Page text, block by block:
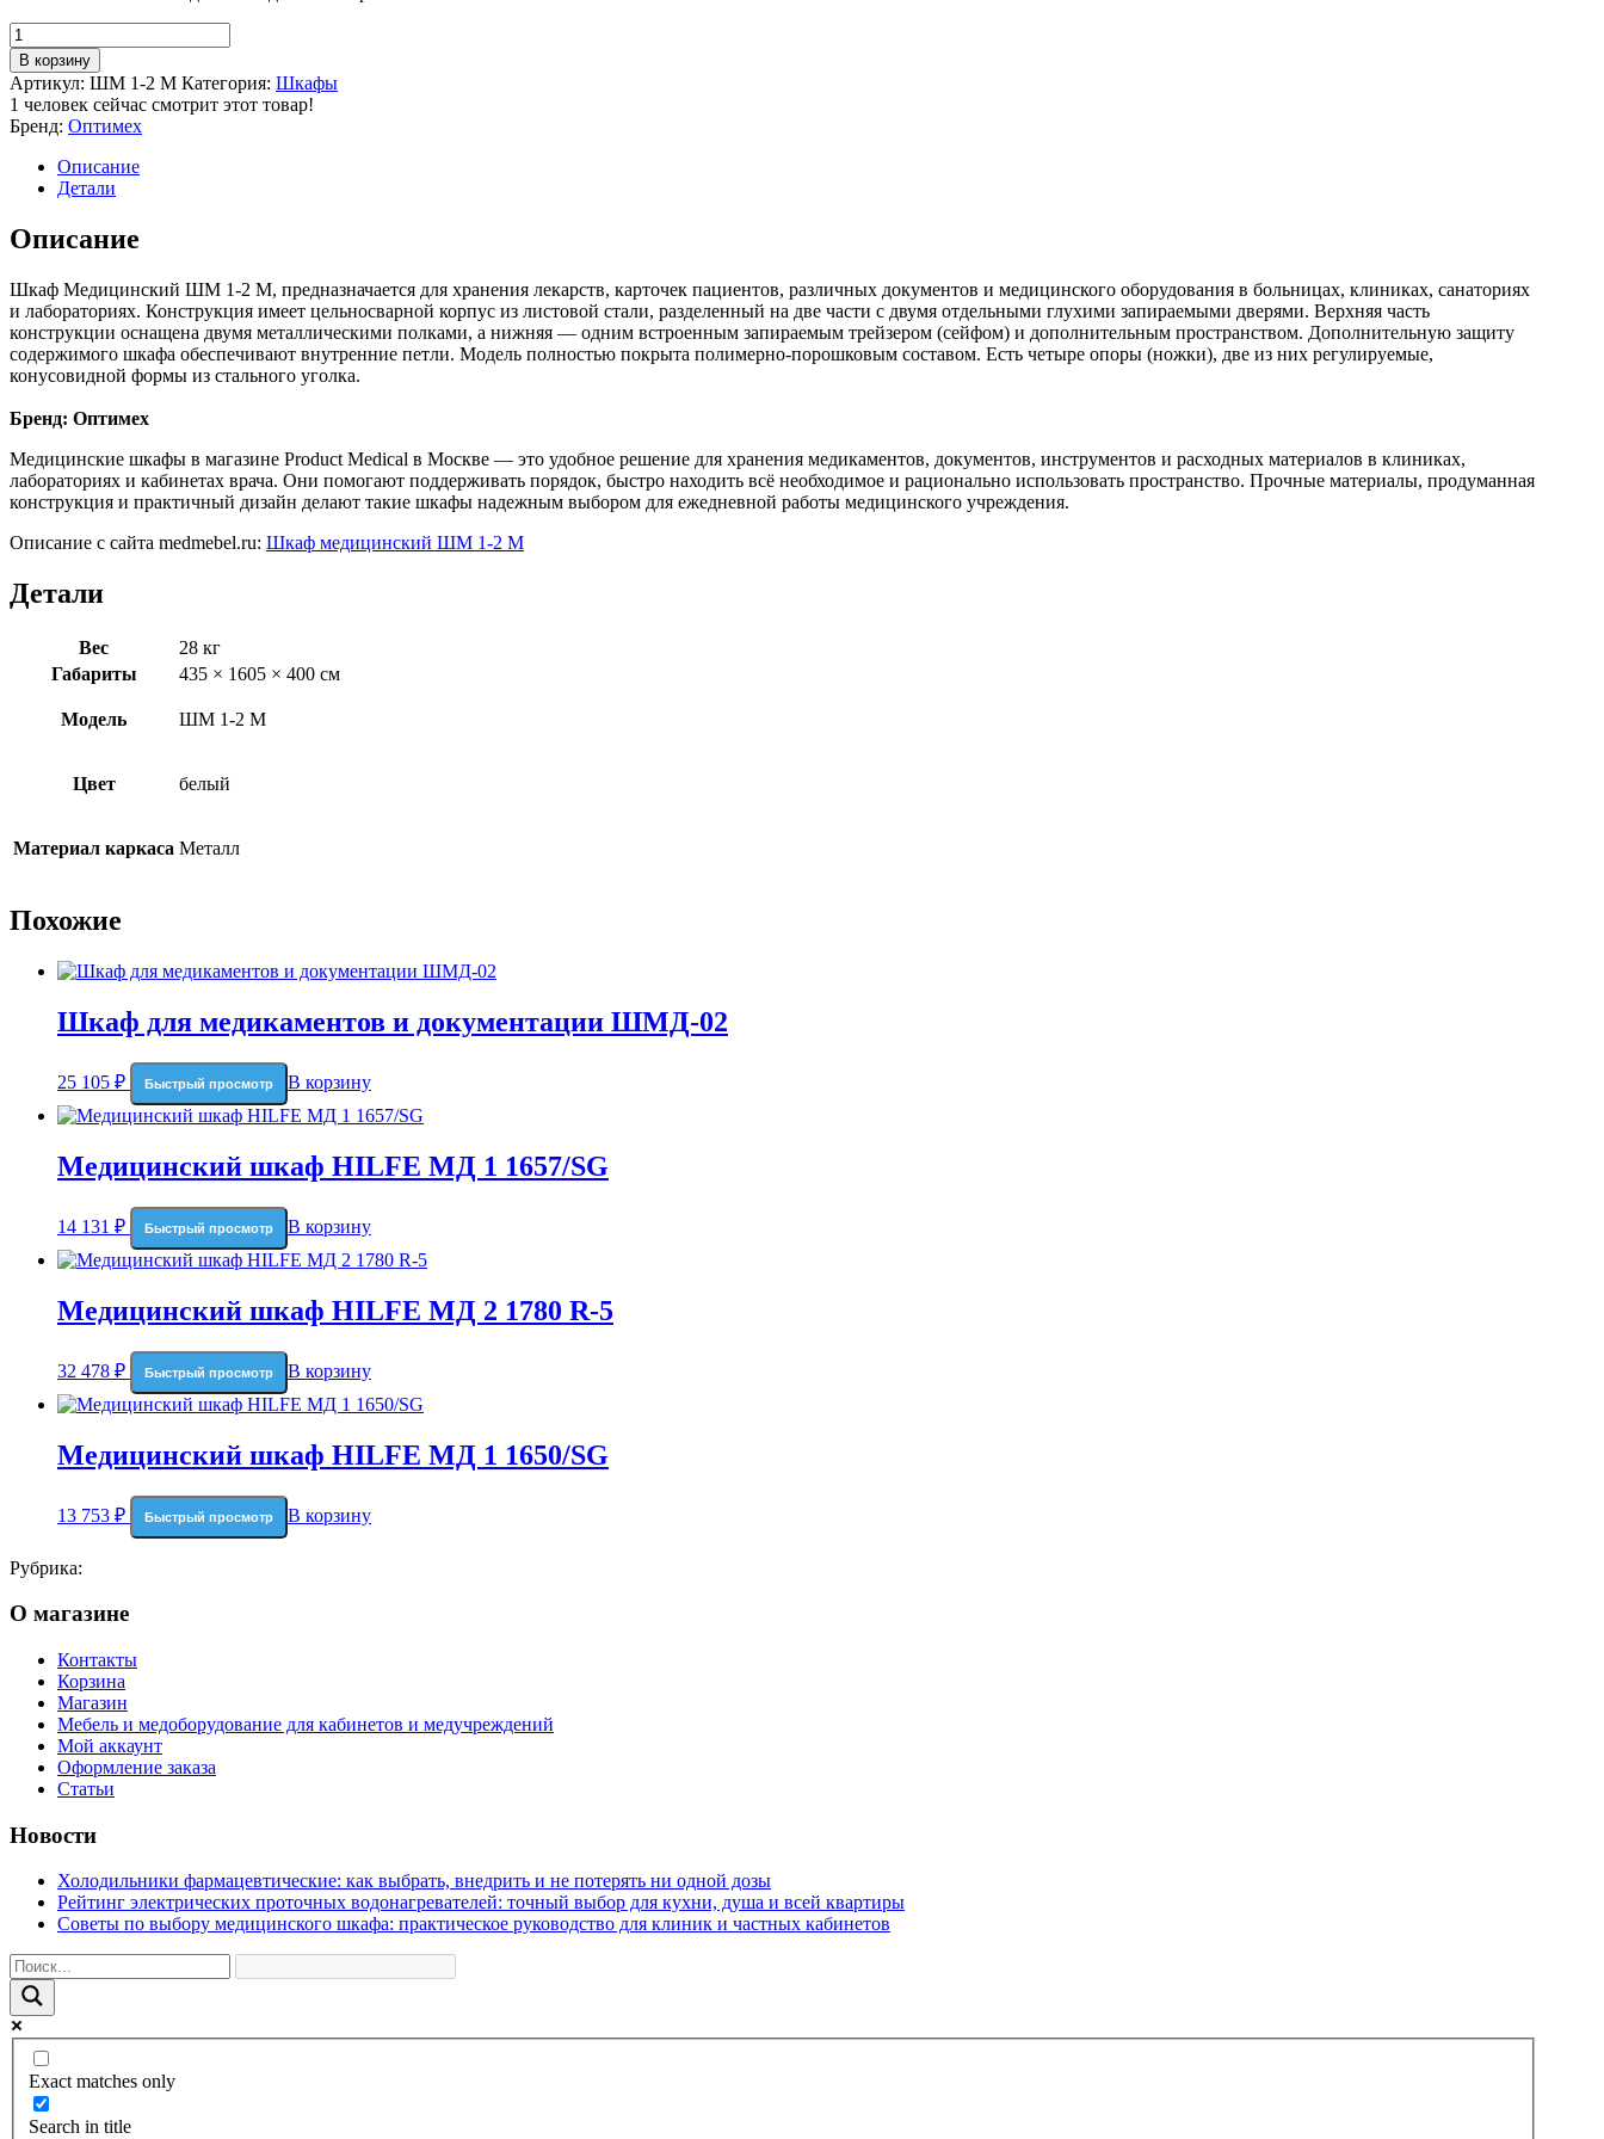
Количество
товара
Шкаф
медицинский
ШМ
1-
В корзину
Артикул: ШМ 1-2 М Категория: Шкафы
1 человек сейчас смотрит этот товар!
Бренд: Оптимех
Описание
Детали
Описание
Шкаф Медицинский ШМ 1-2 М, предназначается для хранения лекарств, карточек пациентов, различных документов и медицинского оборудования в больницах, клиниках, санаториях
и лабораториях. Конструкция имеет цельносварной корпус из листовой стали, разделенный на две части с двумя отдельными глухими запираемыми дверями. Верхняя часть
конструкции оснащена двумя металлическими полками, а нижняя — одним встроенным запираемым трейзером (сейфом) и дополнительным пространством. Дополнительную защиту
содержимого шкафа обеспечивают внутренние петли. Модель полностью покрыта полимерно-порошковым составом. Есть четыре опоры (ножки), две из них регулируемые,
конусовидной формы из стального уголка.
Бренд: Оптимех
Медицинские шкафы в магазине Product Medical в Москве — это удобное решение для хранения медикаментов, документов, инструментов и расходных материалов в клиниках,
лабораториях и кабинетах врача. Они помогают поддерживать порядок, быстро находить всё необходимое и рационально использовать пространство. Прочные материалы, продуманная
конструкция и практичный дизайн делают такие шкафы надежным выбором для ежедневной работы медицинского учреждения.
Описание с сайта medmebel.ru: Шкаф медицинский ШМ 1-2 М
Детали
Вес
28 кг
Габариты
435 × 1605 × 400 см
Модель ШМ 1-2 М
Цвет белый
Материал каркаса Металл
Похожие
Шкаф для медикаментов и документации ШМД-02
25 105 ₽ Быстрый просмотр В корзину
Медицинский шкаф HILFE МД 1 1657/SG
14 131 ₽ Быстрый просмотр В корзину
Медицинский шкаф HILFE МД 2 1780 R-5
32 478 ₽ Быстрый просмотр В корзину
Медицинский шкаф HILFE МД 1 1650/SG
13 753 ₽ Быстрый просмотр В корзину
Рубрика:
О магазине
Контакты
Корзина
Магазин
Мебель и медоборудование для кабинетов и медучреждений
Мой аккаунт
Оформление заказа
Статьи
Новости
Холодильники фармацевтические: как выбрать, внедрить и не потерять ни одной дозы
Рейтинг электрических проточных водонагревателей: точный выбор для кухни, душа и всей квартиры
Советы по выбору медицинского шкафа: практическое руководство для клиник и частных кабинетов
Exact matches only
Search in title